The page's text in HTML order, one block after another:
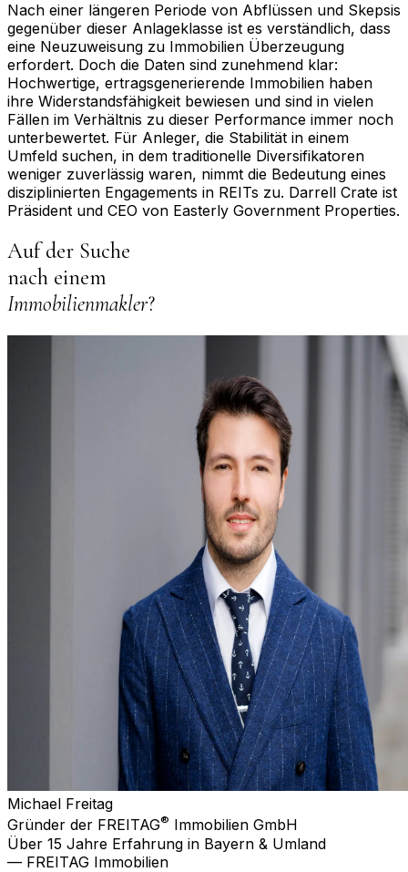
Nach einer längeren Periode von Abflüssen und Skepsis
gegenüber dieser Anlageklasse ist es verständlich, dass
eine Neuzuweisung zu Immobilien Überzeugung
erfordert. Doch die Daten sind zunehmend klar:
Hochwertige, ertragsgenerierende Immobilien haben
ihre Widerstandsfähigkeit bewiesen und sind in vielen
Fällen im Verhältnis zu dieser Performance immer noch
unterbewertet. Für Anleger, die Stabilität in einem
Umfeld suchen, in dem traditionelle Diversifikatoren
weniger zuverlässig waren, nimmt die Bedeutung eines
disziplinierten Engagements in REITs zu. Darrell Crate ist
Präsident und CEO von Easterly Government Properties.
Auf der Suche
nach einem
Immobilienmakler?
Michael Freitag
Gründer der FREITAG® Immobilien GmbH
Über 15 Jahre Erfahrung in Bayern & Umland
— FREITAG Immobilien